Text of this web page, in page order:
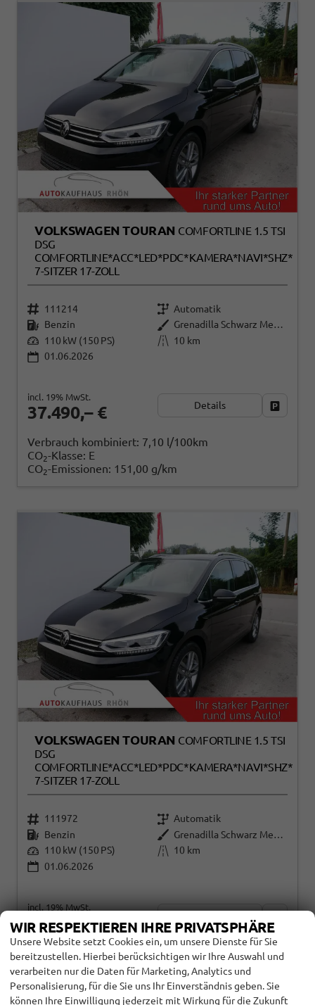
VOLKSWAGEN TOURAN COMFORTLINE 1.5 TSI
DSG
COMFORTLINE*ACC*LED*PDC*KAMERA*NAVI*SHZ*
7-SITZER 17-ZOLL
111214
Automatik
Benzin
Grenadilla Schwarz Metallic
110 kW (150 PS)
10 km
01.06.2026
37.490,– €
incl. 19% MwSt.
Details
Verbrauch kombiniert: 7,10 l/100km
CO2-Klasse: E
CO2-Emissionen: 151,00 g/km
VOLKSWAGEN TOURAN COMFORTLINE 1.5 TSI
DSG
COMFORTLINE*ACC*LED*PDC*KAMERA*NAVI*SHZ*
7-SITZER 17-ZOLL
111972
Automatik
Benzin
Grenadilla Schwarz Metallic
110 kW (150 PS)
10 km
01.06.2026
38.090,– €
incl. 19% MwSt.
Verbrauch kombiniert:7,10 l/100km
CO
2-Klasse:
CO 2-Emissionen:151,00 g/km
WIR RESPEKTIEREN IHRE PRIVATSPHÄRE
Unsere Website setzt Cookies ein, um unsere Dienste für Sie
bereitzustellen. Hierbei berücksichtigen wir Ihre Auswahl und
verarbeiten nur die Daten für Marketing, Analytics und
Personalisierung, für die Sie uns Ihr Einverständnis geben. Sie
können Ihre Einwilligung jederzeit mit Wirkung für die Zukunft